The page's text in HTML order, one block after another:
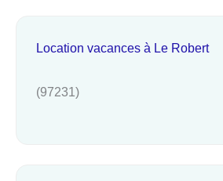
Location vacances à Le Robert
(97231)